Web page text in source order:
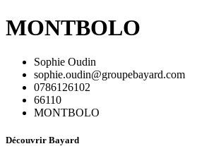
MONTBOLO
Sophie Oudin
sophie.oudin@groupebayard.com
0786126102
66110
MONTBOLO
Découvrir Bayard